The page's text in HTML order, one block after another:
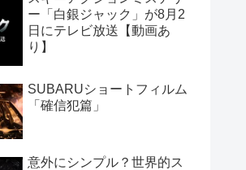
ー「白銀ジャック」が8月2
日にテレビ放送【動画あ
り】
SUBARUショートフィルム
「確信犯篇」
意外にシンプル？世界的ス